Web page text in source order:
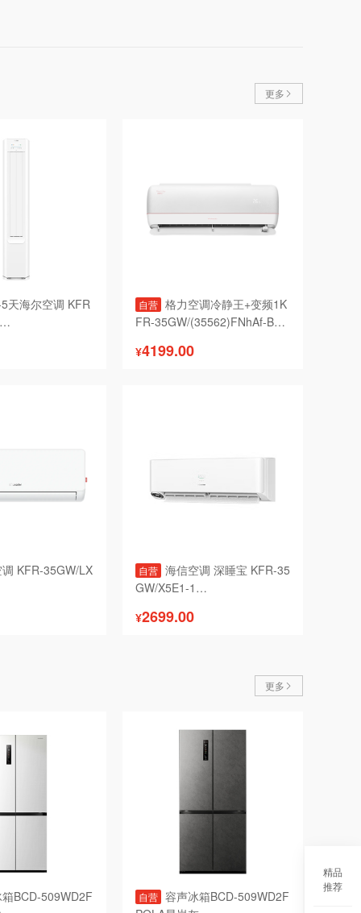
更多
天海尔空调 KFR 自营 格力空调冷静王+变频1K
FR-35GW/(35562)FNhAf-B1
¥4199.00
KFR-35GW/LX 自营 海信空调 深睡宝 KFR-35
GW/X5E1-1
¥2699.00
更多
BCD-509WD2F
自营 容声冰箱BCD-509WD2F
精品
推荐